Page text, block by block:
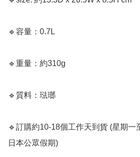
🔹容量：0.7L
🔹重量：約310g
🔹質料：琺瑯
🔹訂購約10-18個工作天到貨 (星期一
日本公眾假期)